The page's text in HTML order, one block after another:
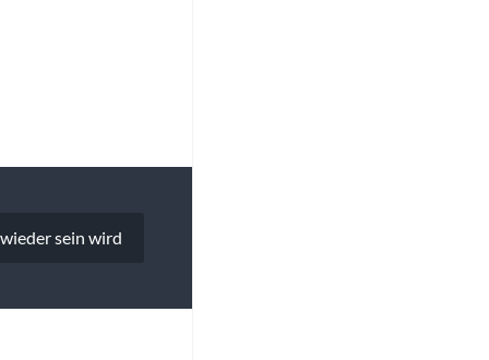
sein wird